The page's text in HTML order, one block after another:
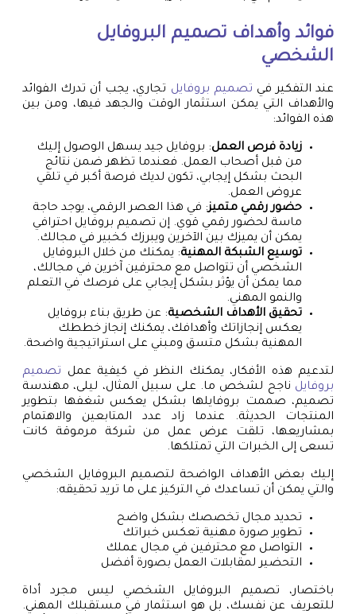
فوائد وأهداف تصميم البروفايل
الشخصي
عند التفكير في تصميم بروفايل تجاري، يجب أن تدرك الفوائد
والأهداف التي يمكن استثمار الوقت والجهد فيها، ومن بين
هذه الفوائد:
زيادة فرص العمل: بروفايل جيد يسهل الوصول إليك
من قبل أصحاب العمل. فعندما تظهر ضمن نتائج
البحث بشكل إيجابي، تكون لديك فرصة أكبر في تلقي
عروض العمل.
حضور رقمي متميز: في هذا العصر الرقمي، يوجد حاجة
ماسة لحضور رقمي قوي. إن تصميم بروفايل احترافي
يمكن أن يميزك بين الآخرين ويبرزك كخبير في مجالك.
توسيع الشبكة المهنية: يمكنك من خلال البروفايل
الشخصي أن تتواصل مع محترفين آخرين في مجالك،
مما يمكن أن يؤثر بشكل إيجابي على فرصك في التعلم
والنمو المهني.
تحقيق الأهداف الشخصية: عن طريق بناء بروفايل
يعكس إنجازاتك وأهدافك، يمكنك إنجاز خططك
المهنية بشكل متسق ومبني على استراتيجية واضحة.
لتدعيم هذه الأفكار، يمكنك النظر في كيفية عمل تصميم
بروفايل ناجح لشخص ما. على سبيل المثال، ليلى، مهندسة
تصميم، صممت بروفايلها بشكل يعكس شغفها بتطوير
المنتجات الحديثة. عندما زاد عدد المتابعين والاهتمام
بمشاريعها، تلقت عرض عمل من شركة مرموقة كانت
تسعى إلى الخبرات التي تمتلكها.
إليك بعض الأهداف الواضحة لتصميم البروفايل الشخصي
والتي يمكن أن تساعدك في التركيز على ما تريد تحقيقه:
تحديد مجال تخصصك بشكل واضح
تطوير صورة مهنية تعكس خبراتك
التواصل مع محترفين في مجال عملك
التحضير لمقابلات العمل بصورة أفضل
باختصار، تصميم البروفايل الشخصي ليس مجرد أداة
للتعريف عن نفسك، بل هو استثمار في مستقبلك المهني.